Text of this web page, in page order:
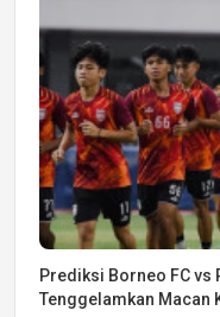
Prediksi Borneo FC vs
Tenggelamkan Macan